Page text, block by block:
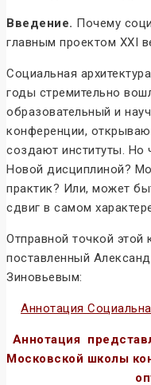
Введение. Почему
главным проектом XXI
Социальная
годы стремительно
образовательный и
конференции,
создают институты. Но
Новой дисциплиной?
практик? Или, может
сдвиг в самом
Отправной точкой этой
поставленный
Зиновьевым:
Аннотация
Аннотация
Московской школы